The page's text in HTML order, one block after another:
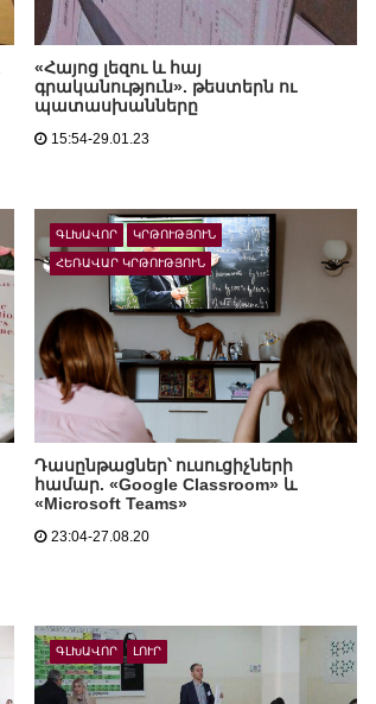
«Հայոց լեզու և հայ
գրականություն». թեստերն ու
պատասխանները
15:54-29.01.23
ԳԼԽԱՎՈՐ ԿՐԹՈՒԹՅՈՒՆ
ՀԵՌԱՎԱՐ ԿՐԹՈՒԹՅՈՒՆ
Դասընթացներ՝ ուսուցիչների
համար. «Google Classroom» և
«Microsoft Teams»
23:04-27.08.20
ԳԼԽԱՎՈՐ ԼՈՒՐ